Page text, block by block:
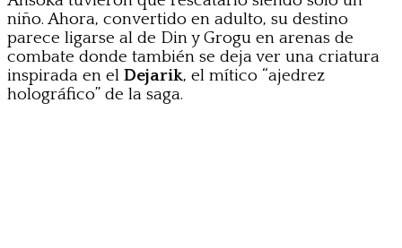
niño. Ahora, convertido en adulto, su destino
parece ligarse al de Din y Grogu en arenas de
combate donde también se deja ver una criatura
inspirada en el Dejarik, el mítico “ajedrez
holográfico” de la saga.